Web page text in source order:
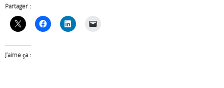
Partager :
J’aime ça :